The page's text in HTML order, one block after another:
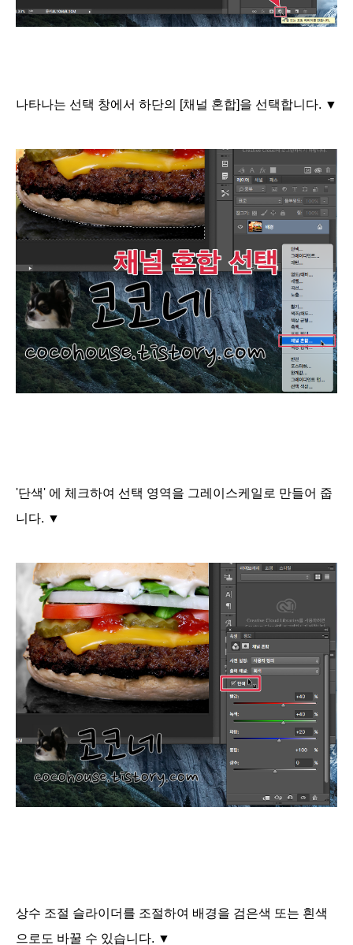
나타나는 선택 창에서 하단의 [채널 혼합]을 선택합니다. ▼
'단색' 에 체크하여 선택 영역을 그레이스케일로 만들어 줍
니다. ▼
상수 조절 슬라이더를 조절하여 배경을 검은색 또는 흰색
으로도 바꿀 수 있습니다. ▼